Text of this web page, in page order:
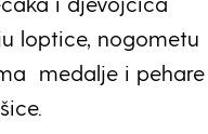
loptice, nogometu
medalje i pehare